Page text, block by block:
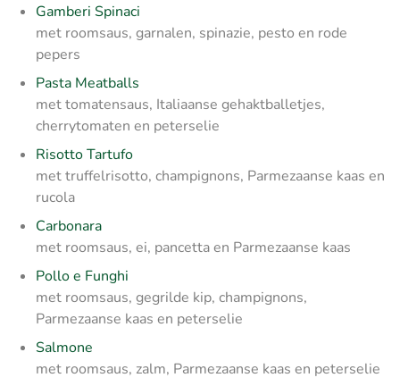
Gamberi Spinaci
met roomsaus, garnalen, spinazie, pesto en rode
pepers
Pasta Meatballs
met tomatensaus, Italiaanse gehaktballetjes,
cherrytomaten en peterselie
Risotto Tartufo
met truffelrisotto, champignons, Parmezaanse kaas en
rucola
Carbonara
met roomsaus, ei, pancetta en Parmezaanse kaas
Pollo e Funghi
met roomsaus, gegrilde kip, champignons,
Parmezaanse kaas en peterselie
Salmone
met roomsaus, zalm, Parmezaanse kaas en peterselie